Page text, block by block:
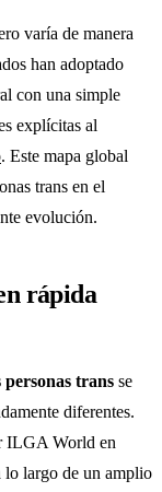
varía de manera
han adoptado
con una simple
explícitas al
. Este mapa global
trans en el
evolución.
rápida
personas trans se
diferentes.
ILGA World en
lo largo de un amplio